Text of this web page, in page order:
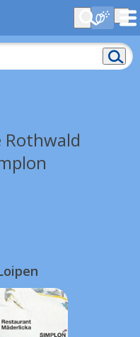
Rothwald